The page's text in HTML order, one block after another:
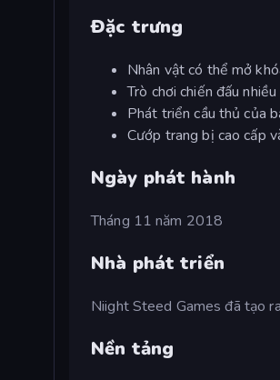
Đặc trưng
Nhân vật có thể mở
Trò chơi chiến đấu
Phát triển cầu thủ của
Cướp trang bị cao cấp
Ngày phát hành
Tháng 11 năm 2018
Nhà phát triển
Niight Steed Games đã tạo
Nền tảng